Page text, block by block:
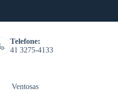
Telefone:
41 3275-4133
Ventosas